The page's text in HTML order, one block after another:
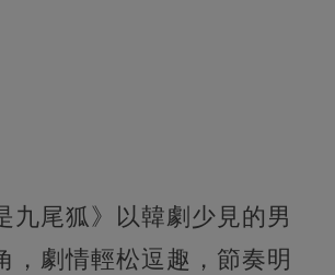
九尾狐》以韓劇少見的男
，劇情輕松逗趣，節奏明